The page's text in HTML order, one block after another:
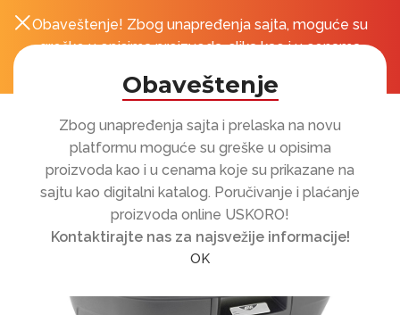
Obaveštenje
Zbog unapređenja sajta i prelaska na novu
platformu moguće su greške u opisima
proizvoda kao i u cenama koje su prikazane na
sajtu kao digitalni katalog. Poručivanje i plaćanje
proizvoda online USKORO!
Kontaktirajte nas za najsvežije informacije!
OK
Obaveštenje! Zbog unapređenja sajta, moguće su
greške u opisima proizvoda, slika kao i u cenama